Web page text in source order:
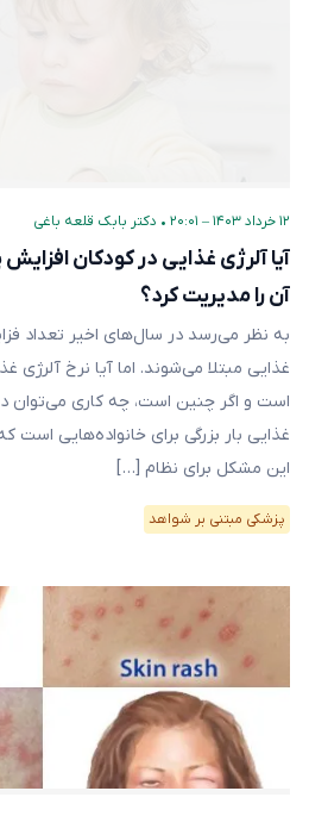
۱۲ خرداد ۱۴۰۳ – ۲۰:۰۱ • دکتر بابک قلعه‌ باغی
آیا آلرژی غذایی در کودکان افزایش
آن را مدیریت کرد؟
به نظر می‌رسد در سال‌های اخیر تعداد
غذایی مبتلا می‌شوند. اما آیا نرخ آلرژی
است و اگر چنین است، چه کاری می‌توان در
غذایی بار بزرگی برای خانواده‌هایی است
این مشکل برای نظام […]
پزشکی مبتنی بر شواهد